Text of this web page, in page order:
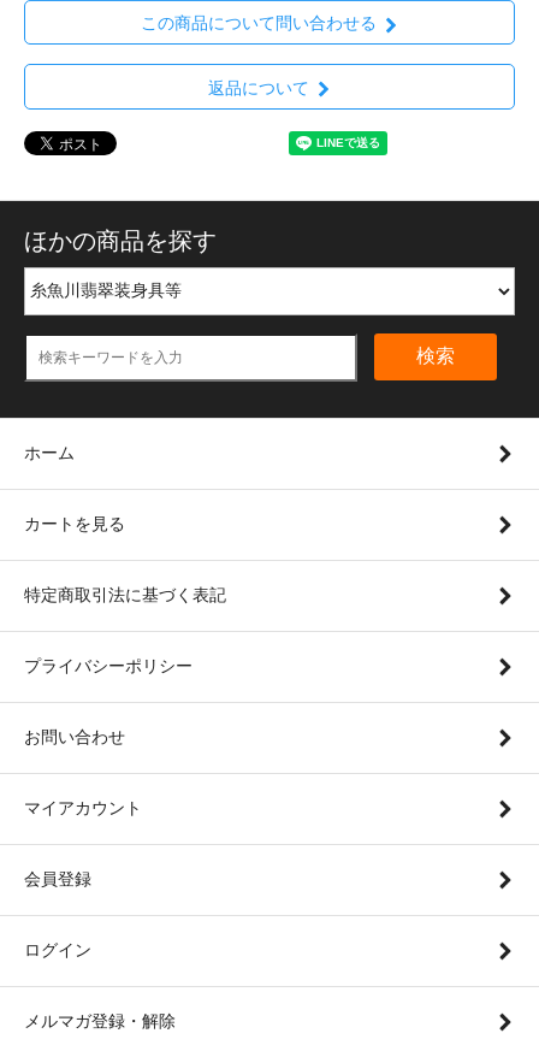
この商品について問い合わせる
返品について
ほかの商品を探す
検索
ホーム
カートを見る
特定商取引法に基づく表記
プライバシーポリシー
お問い合わせ
マイアカウント
会員登録
ログイン
メルマガ登録・解除